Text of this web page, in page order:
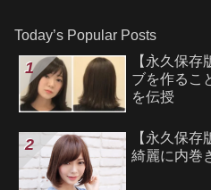
Today’s Popular Posts
【永久保
ブを作るこ
を伝授
【永久保
綺麗に内巻